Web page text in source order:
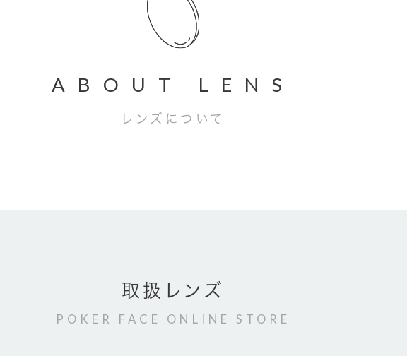
ABOUT LENS
レンズについて
取扱レンズ
POKER FACE ONLINE STORE